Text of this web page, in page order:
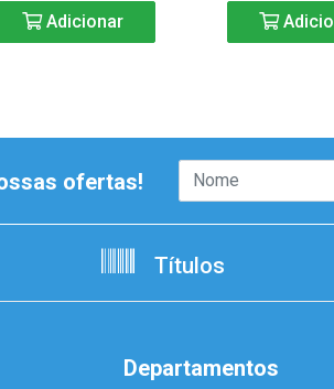
Adicionar
ofertas!
Títulos
Departamentos